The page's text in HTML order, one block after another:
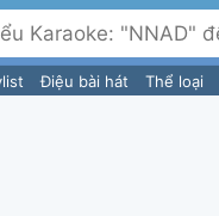
Điệu bài hát Thể loại